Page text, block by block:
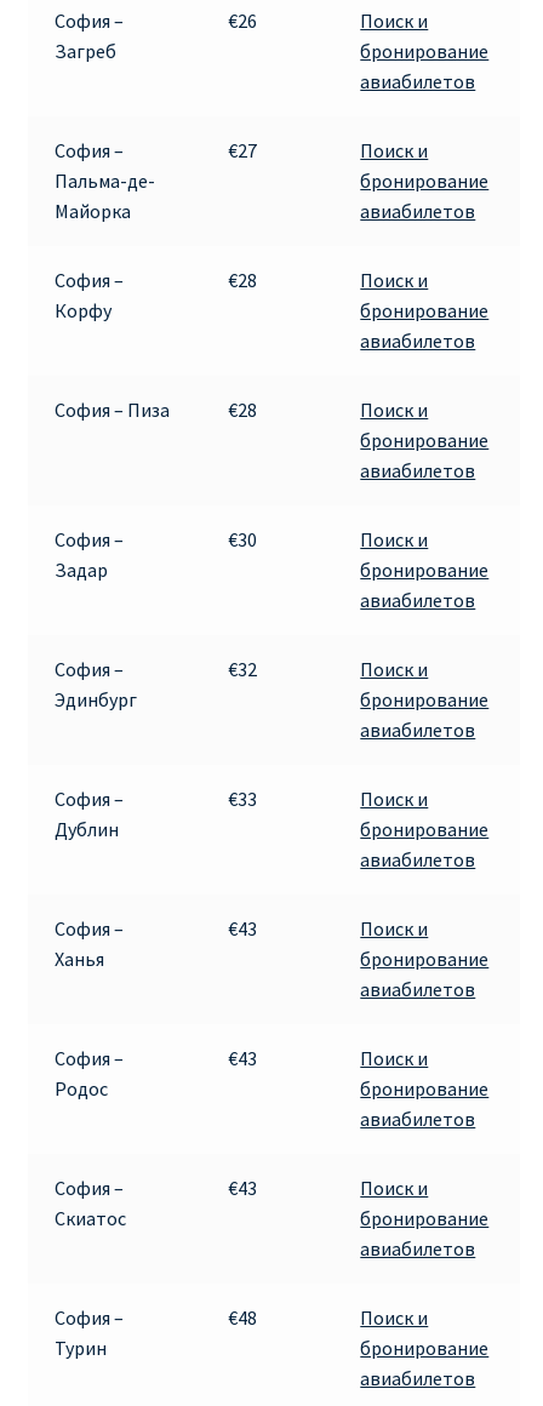
София –
Загреб
€26
Поиск и
бронирование
авиабилетов
София –
Пальма-де-
Майорка
€27
Поиск и
бронирование
авиабилетов
София –
Корфу
€28
Поиск и
бронирование
авиабилетов
София – Пиза €28
Поиск и
бронирование
авиабилетов
София –
Задар
€30
Поиск и
бронирование
авиабилетов
София –
Эдинбург
€32
Поиск и
бронирование
авиабилетов
София –
Дублин
€33
Поиск и
бронирование
авиабилетов
София –
Ханья
€43
Поиск и
бронирование
авиабилетов
София –
Родос
€43
Поиск и
бронирование
авиабилетов
София –
Скиатос
€43
Поиск и
бронирование
авиабилетов
София –
Турин
€48
Поиск и
бронирование
авиабилетов